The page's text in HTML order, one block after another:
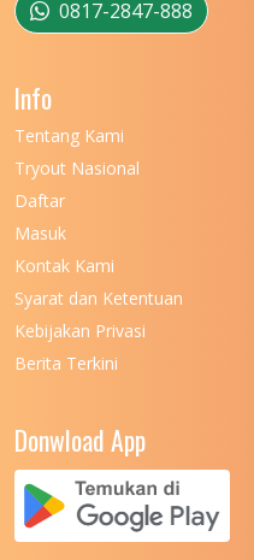
0817-2847-888
Info
Tentang Kami
Tryout Nasional
Daftar
Masuk
Kontak Kami
Syarat dan Ketentuan
Kebijakan Privasi
Berita Terkini
Donwload App